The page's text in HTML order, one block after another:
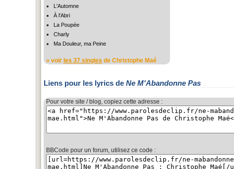
L'Automne
À l'Abri
La Poupée
Charly
Ma Douleur, ma Peine
» voir les 37 singles de Christophe Maé
Liens pour les lyrics de Ne M'Abandonne Pas
Pour votre site / blog, copiez cette adresse :
BBCode pour un forum, utilisez ce code :